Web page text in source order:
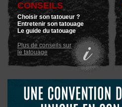
CONSEILS
Choisir son tatoueur ?
Entretenir son tatouage
Le guide du tatouage
Plus de conseils sur
le tatouage